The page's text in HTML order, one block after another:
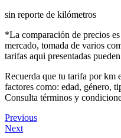
sin reporte de kilómetros
*La comparación de precios
mercado, tomada de varios
tarifas aqui presentadas
Recuerda que tu tarifa por km
factores como: edad, género,
Consulta términos y
Previous
Next